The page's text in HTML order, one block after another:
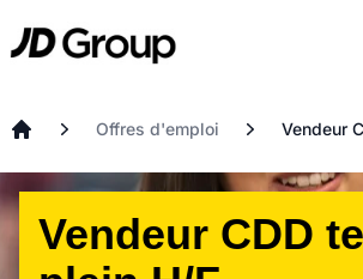
JD
Offres d'emploi Vendeur
Vendeur CDD